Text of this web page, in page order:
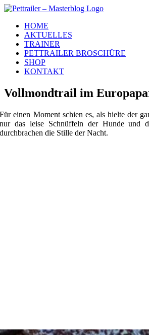
Zum
springenHOME
AKTUELLES
TRAINER
PETTRAILER BROSCHÜRE
SHOP
KONTAKT
Vollmondtrail im
Für einen Moment schien es, als hielte der
nur das leise Schnüffeln der Hunde und
durchbrachen die Stille der Nacht.